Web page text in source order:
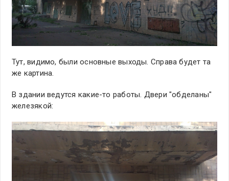
Тут, видимо, были основные выходы. Справа будет та
же картина.
В здании ведутся какие-то работы. Двери "обделаны"
железякой: